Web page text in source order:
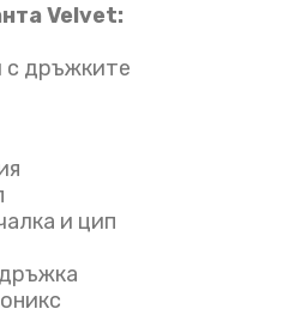
Velvet:
с дръжките
и цип